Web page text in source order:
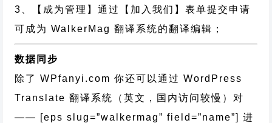
3、【成为管理】通过【加入我们】表单提交申请
可成为 WalkerMag 翻译系统的翻译编辑；
数据同步
除了 WPfanyi.com 你还可以通过WordPress
Translate 翻译系统（英文，国内访问较慢）对
—— [eps slug=”walkermag” field=”name”]进